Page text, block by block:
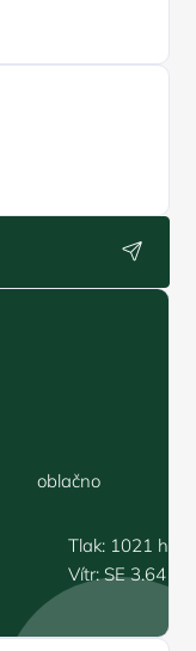
oblačno
Tlak: 1021 hPa
Vítr: SE 3.64 m/